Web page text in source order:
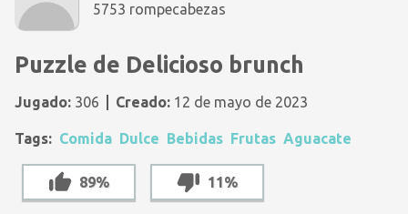
5753 rompecabezas
Puzzle de Delicioso brunch
Jugado: 306 Creado: 12 de mayo de 2023
Tags: Comida Dulce Bebidas Frutas Aguacate
89% 11%